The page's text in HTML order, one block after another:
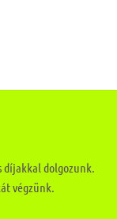
dolgozunk.
végzünk.